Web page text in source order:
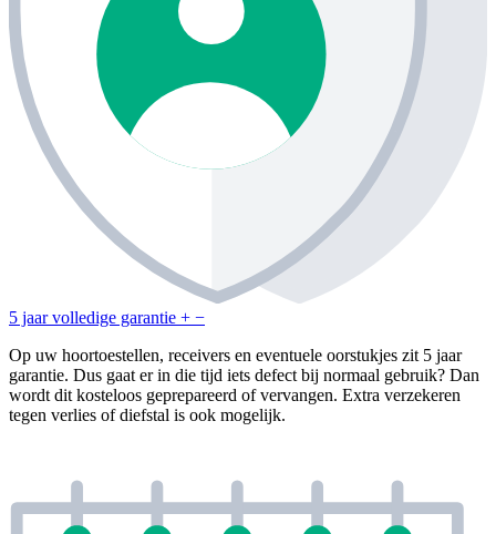
5 jaar volledige garantie + −
Op uw hoortoestellen, receivers en eventuele oorstukjes zit 5 jaar
garantie. Dus gaat er in die tijd iets defect bij normaal gebruik? Dan
wordt dit kosteloos geprepareerd of vervangen. Extra verzekeren
tegen verlies of diefstal is ook mogelijk.